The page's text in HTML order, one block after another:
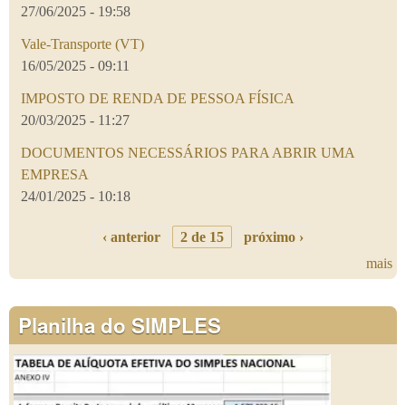
27/06/2025 - 19:58
Vale-Transporte (VT)
16/05/2025 - 09:11
IMPOSTO DE RENDA DE PESSOA FÍSICA
20/03/2025 - 11:27
DOCUMENTOS NECESSÁRIOS PARA ABRIR UMA
EMPRESA
24/01/2025 - 10:18
‹ anterior 2 de 15
próximo ›
mais
Planilha do SIMPLES